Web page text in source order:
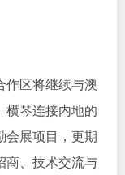
作区将继续与澳
横琴连接内地的
会展项目，更期
商、技术交流与